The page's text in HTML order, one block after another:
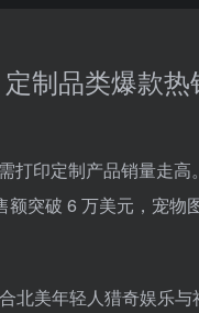
制品类爆款热
打印定制产品销量走
突破 6 万美元，宠物
北美年轻人猎奇娱乐